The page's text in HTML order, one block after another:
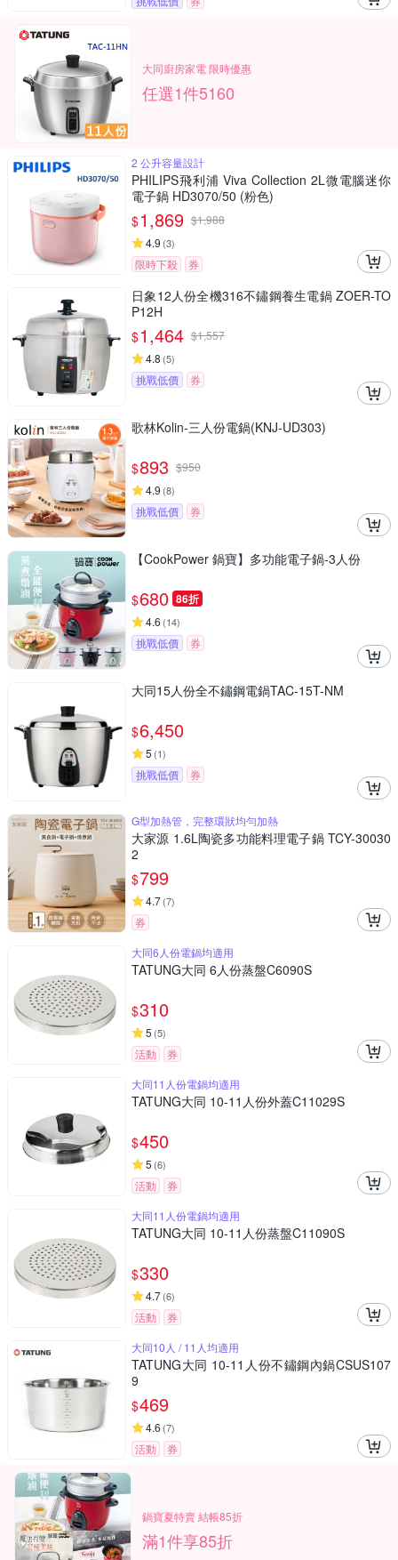
大同廚房家電 限時優惠
任選1件5160
2 公升容量設計
PHILIPS飛利浦 Viva Collection 2L微電腦迷你
電子鍋 HD3070/50 (粉色)
$1,869 $1,988
4.9 (3)
限時下殺 券
日象12人份全機316不鏽鋼養生電鍋 ZOER-TO
P12H
$1,464 $1,557
4.8 (5)
挑戰低價 券
歌林Kolin-三人份電鍋(KNJ-UD303)
$893 $950
4.9 (8)
挑戰低價 券
【CookPower 鍋寶】多功能電子鍋-3人份
$680 86折
4.6 (14)
挑戰低價 券
大同15人份全不鏽鋼電鍋TAC-15T-NM
$6,450
5 (1)
挑戰低價 券
G型加熱管，完整環狀均勻加熱
大家源 1.6L陶瓷多功能料理電子鍋 TCY-30030
2
$799
4.7(7)
券
大同6人份電鍋均適用
TATUNG大同 6人份蒸盤C6090S
$310
5 (5)
活動
券
大同11人份電鍋均適用
TATUNG大同 10-11人份外蓋C11029S
$450
5 (6)
活動
券
大同11人份電鍋均適用
TATUNG大同 10-11人份蒸盤C11090S
$330
4.7(6)
活動
券
大同10人 / 11人均適用
TATUNG大同 10-11人份不鏽鋼內鍋CSUS107
9
$469
4.6 (7)
活動 券
鍋寶夏特賣 結帳85折
滿1件享85折